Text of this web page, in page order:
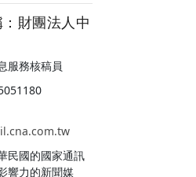
財團法人中
服務核稿員
民國的國家通訊
響力的新聞媒